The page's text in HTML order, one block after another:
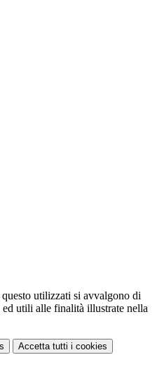
utilizzati si avvalgono di
utili alle finalità illustrate nella
Accetta tutti i cookies